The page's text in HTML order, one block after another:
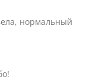
нормальный